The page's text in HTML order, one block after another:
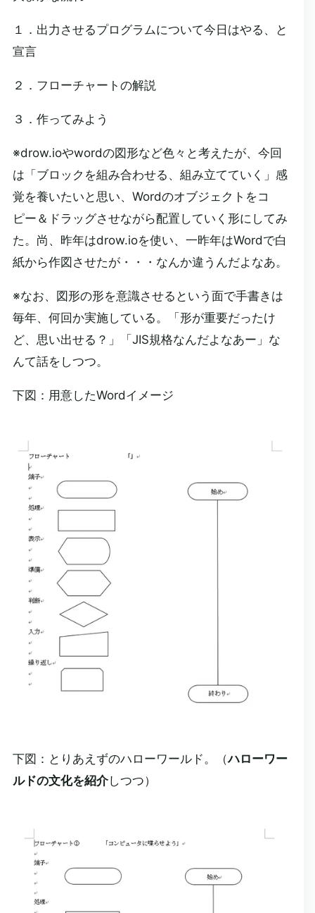
１．出力させるプログラムについて今日はやる、と
宣言
２．フローチャートの解説
３．作ってみよう
※drow.ioやwordの図形など色々と考えたが、今回
は「ブロックを組み合わせる、組み立てていく」感
覚を養いたいと思い、Wordのオブジェクトをコ
ピー＆ドラッグさせながら配置していく形にしてみ
た。尚、昨年はdrow.ioを使い、一昨年はWordで白
紙から作図させたが・・・なんか違うんだよなあ。
※なお、図形の形を意識させるという面で手書きは
毎年、何回か実施している。「形が重要だったけ
ど、思い出せる？」「JIS規格なんだよなあー」な
んて話をしつつ。
下図：用意したWordイメージ
下図：とりあえずのハローワールド。（ハローワー
ルドの文化を紹介しつつ）